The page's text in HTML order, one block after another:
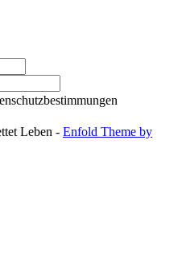
Leben - Enfold Theme by